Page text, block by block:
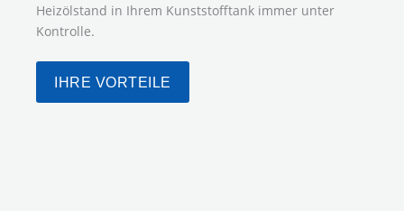
Heizölstand in Ihrem Kunststofftank immer unter
Kontrolle.
IHRE VORTEILE